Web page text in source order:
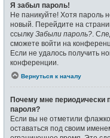
Я забыл пароль!
Не паникуйте! Хотя пароль
новый. Перейдите на
ссылку Забыли пароль? .
сможете войти на
Если не удалось получить
конференции.
Вернуться к началу
Почему мне периодически
пароля?
Если вы не отметили
оставаться под своим